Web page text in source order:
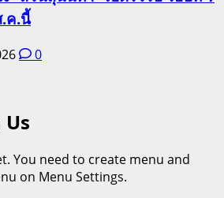
.ค.นี้
0
You need to create menu and
on Menu Settings.